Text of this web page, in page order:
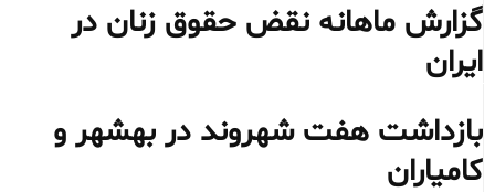
گزارش ماهانه نقض حقوق زنان در
ایران
بازداشت هفت شهروند در بهشهر و
کامیاران